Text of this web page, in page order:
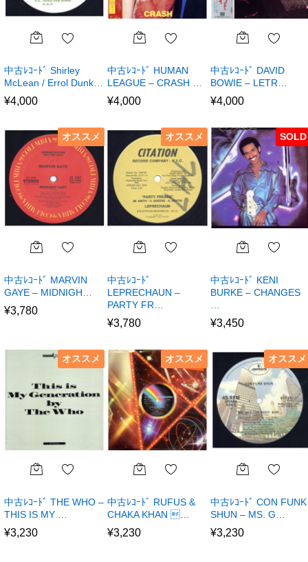
中古ﾚｺｰﾄﾞ Shirley
McLean / Errol Dunk…
¥4,000
中古ﾚｺｰﾄﾞ HUMAN
LEAGUE – CRASH …
¥4,000
中古ﾚｺｰﾄﾞ DAVID
BOWIE – LETR…
¥4,000
オススメ
中古ﾚｺｰﾄﾞ MARVIN
GAYE – MIDNIGH…
¥3,780
オススメ
中古ﾚｺｰﾄﾞ
LEPRECHAUN –
PARTY FR…
¥3,780
SOLD
中古ﾚｺｰﾄﾞ KENI
BURKE – CHANGES
¥3,450
オススメ
中古ﾚｺｰﾄﾞ THE WHO –
THIS IS MY …
¥3,230
オススメ
中古ﾚｺｰﾄﾞ RUFUS &
CHAKA KHAN …
¥3,230
オススメ
中古ﾚｺｰﾄﾞ CON FUNK
SHUN – MS. G…
¥3,230